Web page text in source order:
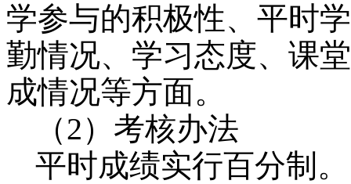
学参与的积极性、平时
勤情况、学习态度、课
成情况等方面。
（2）考核办法
平时成绩实行百分制